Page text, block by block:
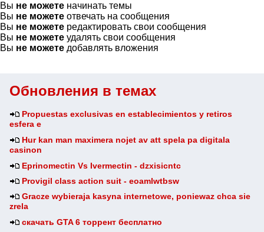
Обновления в темах
Propuestas exclusivas en establecimientos y retiros
esfera e
Hur kan man maximera nojet av att spela pa digitala
casinon
Eprinomectin Vs Ivermectin - dzxisicntc
Provigil class action suit - eoamlwtbsw
Gracze wybieraja kasyna internetowe, poniewaz chca sie
zrela
скачать GTA 6 торрент бесплатно
Вы не можете начинать темы
Вы не можете отвечать на сообщения
Вы не можете редактировать свои сообщения
Вы не можете удалять свои сообщения
Вы не можете добавлять вложения